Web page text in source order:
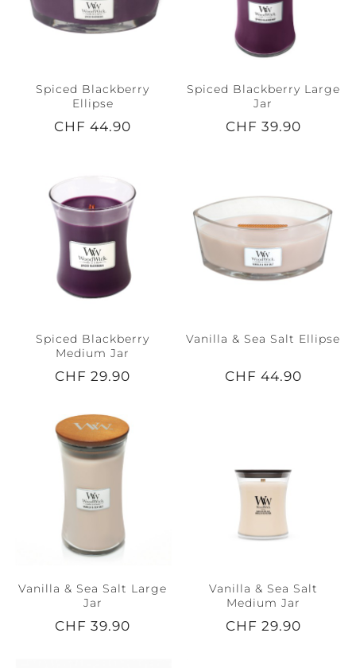
Spiced Blackberry
Ellipse
CHF 44.90
Spiced Blackberry Large
Jar
CHF 39.90
Spiced Blackberry
Medium Jar
CHF 29.90
Vanilla & Sea Salt Ellipse
CHF 44.90
Vanilla & Sea Salt Large
Jar
CHF 39.90
Vanilla & Sea Salt
Medium Jar
CHF 29.90